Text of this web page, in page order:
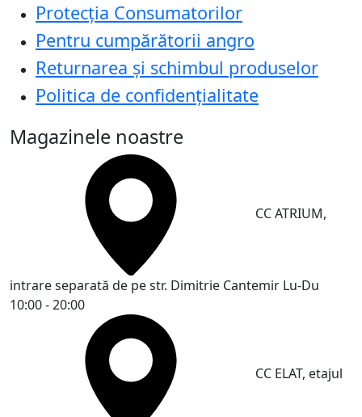
Protecţia Consumatorilor
Pentru cumpărătorii angro
Returnarea și schimbul produselor
Politica de confidențialitate
Magazinele noastre
CC ATRIUM,
intrare separată de pe str. Dimitrie Cantemir Lu-Du
10:00 - 20:00
CC ELAT, etajul